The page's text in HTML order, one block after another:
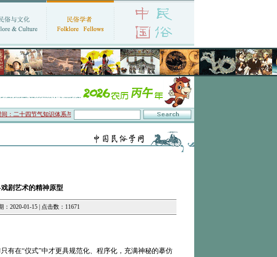
四节气知识体系与数字叙事”研讨会在京召开 ·中国民俗学会第十一届代表大会暨2026年年会征文启事
剧艺术的精神原型
：2020-01-15 | 点击数：11671
有在“仪式”中才更具规范化、程序化，充满神秘的摹仿